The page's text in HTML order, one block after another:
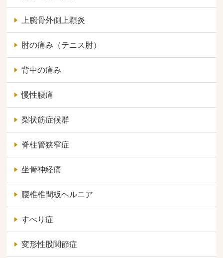
上腕骨外側上顆炎
肘の痛み（テニス肘）
背中の痛み
慢性腰痛
梨状筋症候群
脊柱管狭窄症
坐骨神経痛
腰椎椎間板ヘルニア
すべり症
変形性股関節症